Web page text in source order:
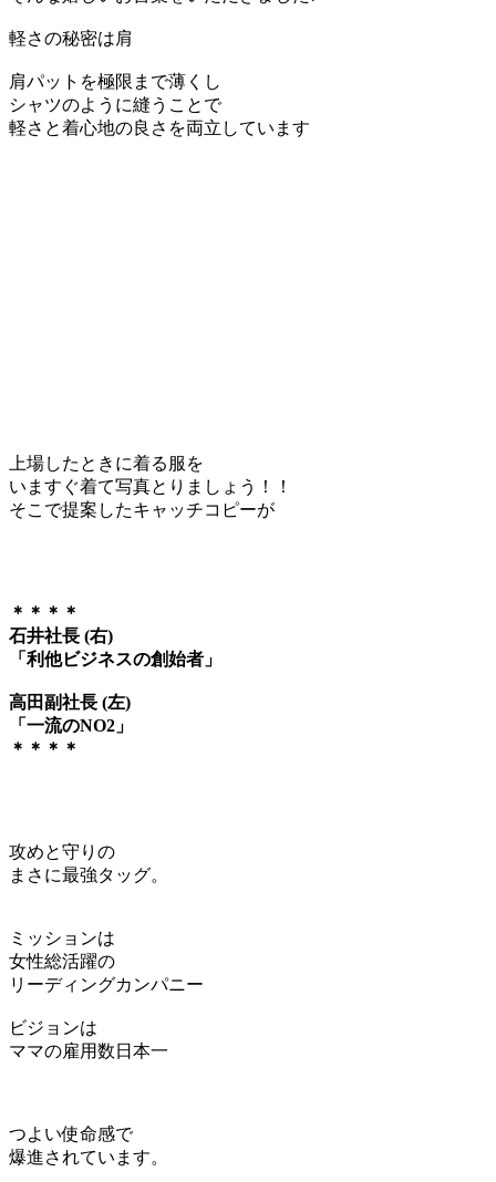
軽さの秘密は肩
肩パットを極限まで薄くし
シャツのように縫うことで
軽さと着心地の良さを両立しています
上場したときに着る服を
いますぐ着て写真とりましょう！！
そこで提案したキャッチコピーが
＊＊＊＊
石井社長 (右)
「利他ビジネスの創始者」
高田副社長 (左)
「一流のNO2」
＊＊＊＊
攻めと守りの
まさに最強タッグ。
ミッションは
女性総活躍の
リーディングカンパニー
ビジョンは
ママの雇用数日本一
つよい使命感で
爆進されています。